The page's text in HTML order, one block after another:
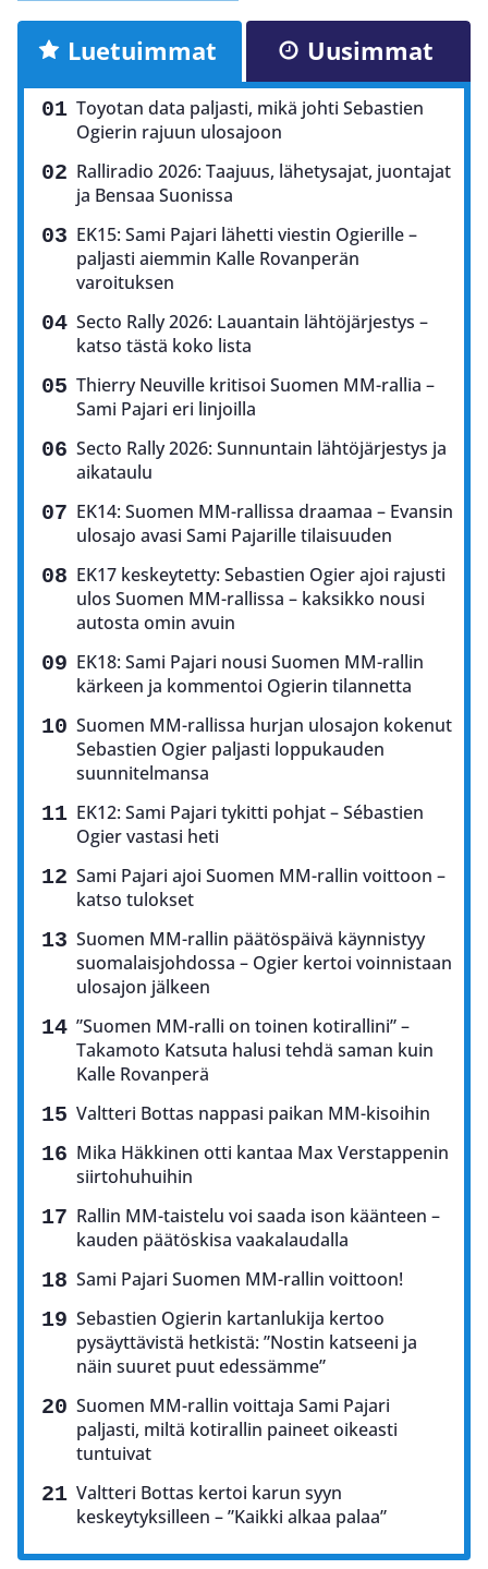
Luetuimmat Uusimmat
Toyotan data paljasti, mikä johti Sebastien
Ogierin rajuun ulosajoon
Ralliradio 2026: Taajuus, lähetysajat, juontajat
ja Bensaa Suonissa
EK15: Sami Pajari lähetti viestin Ogierille –
paljasti aiemmin Kalle Rovanperän
varoituksen
Secto Rally 2026: Lauantain lähtöjärjestys –
katso tästä koko lista
Thierry Neuville kritisoi Suomen MM-rallia –
Sami Pajari eri linjoilla
Secto Rally 2026: Sunnuntain lähtöjärjestys ja
aikataulu
EK14: Suomen MM-rallissa draamaa – Evansin
ulosajo avasi Sami Pajarille tilaisuuden
EK17 keskeytetty: Sebastien Ogier ajoi rajusti
ulos Suomen MM-rallissa – kaksikko nousi
autosta omin avuin
EK18: Sami Pajari nousi Suomen MM-rallin
kärkeen ja kommentoi Ogierin tilannetta
Suomen MM-rallissa hurjan ulosajon kokenut
Sebastien Ogier paljasti loppukauden
suunnitelmansa
EK12: Sami Pajari tykitti pohjat – Sébastien
Ogier vastasi heti
Sami Pajari ajoi Suomen MM-rallin voittoon –
katso tulokset
Suomen MM-rallin päätöspäivä käynnistyy
suomalaisjohdossa – Ogier kertoi voinnistaan
ulosajon jälkeen
”Suomen MM-ralli on toinen kotirallini” –
Takamoto Katsuta halusi tehdä saman kuin
Kalle Rovanperä
Valtteri Bottas nappasi paikan MM-kisoihin
Mika Häkkinen otti kantaa Max Verstappenin
siirtohuhuihin
Rallin MM-taistelu voi saada ison käänteen –
kauden päätöskisa vaakalaudalla
Sami Pajari Suomen MM-rallin voittoon!
Sebastien Ogierin kartanlukija kertoo
pysäyttävistä hetkistä: ”Nostin katseeni ja
näin suuret puut edessämme”
Suomen MM-rallin voittaja Sami Pajari
paljasti, miltä kotirallin paineet oikeasti
tuntuivat
Valtteri Bottas kertoi karun syyn
keskeytyksilleen – ”Kaikki alkaa palaa”